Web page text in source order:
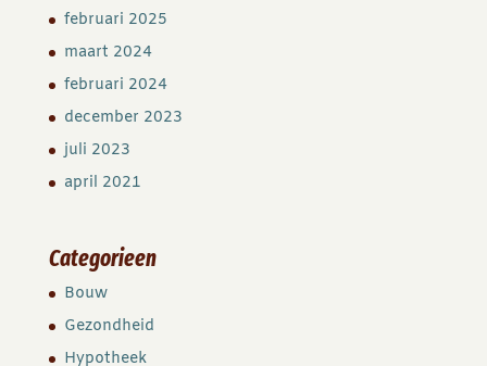
februari 2025
maart 2024
februari 2024
december 2023
juli 2023
april 2021
Categorieen
Bouw
Gezondheid
Hypotheek